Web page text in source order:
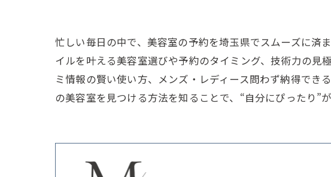
忙しい毎日の中で、美容室の予約を埼玉県でスムーズに済
イルを叶える美容室選びや予約のタイミング、技術力の見
ミ情報の賢い使い方、メンズ・レディース問わず納得でき
の美容室を見つける方法を知ることで、“自分にぴったり”